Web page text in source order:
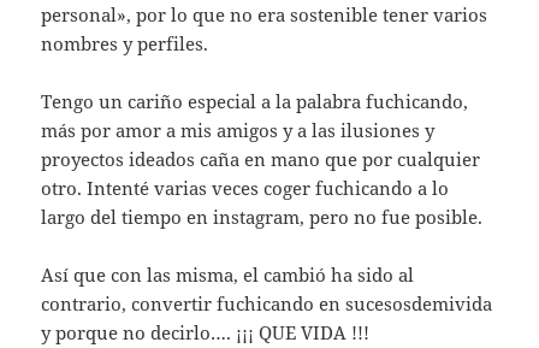
personal», por lo que no era sostenible tener varios
nombres y perfiles.
Tengo un cariño especial a la palabra fuchicando,
más por amor a mis amigos y a las ilusiones y
proyectos ideados caña en mano que por cualquier
otro. Intenté varias veces coger fuchicando a lo
largo del tiempo en instagram, pero no fue posible.
Así que con las misma, el cambió ha sido al
contrario, convertir fuchicando en sucesosdemivida
y porque no decirlo…. ¡¡¡ QUE VIDA !!!